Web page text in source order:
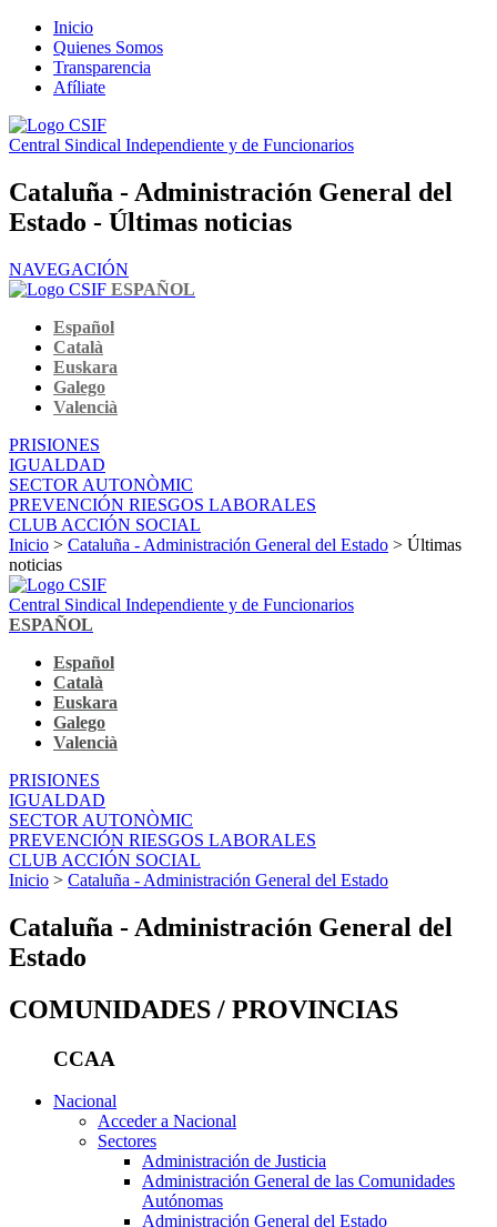
Inicio
Quienes Somos
Transparencia
Afíliate
Central Sindical Independiente y de Funcionarios
Cataluña - Administración General del
Estado - Últimas noticias
NAVEGACIÓN
ESPAÑOL
Español
Català
Euskara
Galego
Valencià
PRISIONES
IGUALDAD
SECTOR AUTONÒMIC
PREVENCIÓN RIESGOS LABORALES
CLUB ACCIÓN SOCIAL
Inicio > Cataluña - Administración General del Estado > Últimas
noticias
Central Sindical Independiente y de Funcionarios
ESPAÑOL
Español
Català
Euskara
Galego
Valencià
PRISIONES
IGUALDAD
SECTOR AUTONÒMIC
PREVENCIÓN RIESGOS LABORALES
CLUB ACCIÓN SOCIAL
Inicio > Cataluña - Administración General del Estado
Cataluña - Administración General del
Estado
COMUNIDADES / PROVINCIAS
CCAA
Nacional
Acceder a Nacional
Sectores
Administración de Justicia
Administración General de las Comunidades
Autónomas
Administración General del Estado